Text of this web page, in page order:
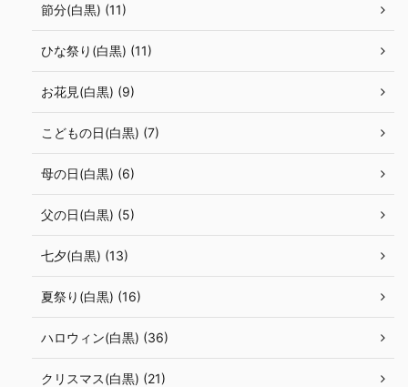
節分(白黒) (11)
ひな祭り(白黒) (11)
お花見(白黒) (9)
こどもの日(白黒) (7)
母の日(白黒) (6)
父の日(白黒) (5)
七夕(白黒) (13)
夏祭り(白黒) (16)
ハロウィン(白黒) (36)
クリスマス(白黒) (21)